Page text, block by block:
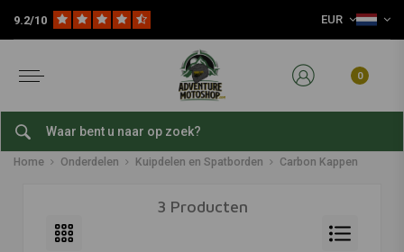
9.2/10 EUR
0
Carbon Kappen
Home Onderdelen Kuipdelen en Spatborden Carbon Kappen
3 Producten